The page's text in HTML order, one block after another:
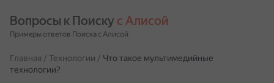
Вопросы к Поиску с Алисой
Примеры ответов Поиска с Алисой
Главная / Технологии / Что такое мультимедийные
технологии?